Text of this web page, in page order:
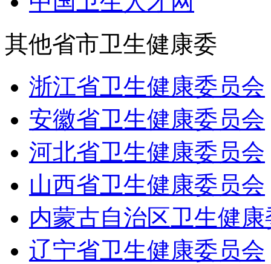
其他省市卫生健康委
浙江省卫生健康委员会
安徽省卫生健康委员会
河北省卫生健康委员会
山西省卫生健康委员会
内蒙古自治区卫生健
辽宁省卫生健康委员会